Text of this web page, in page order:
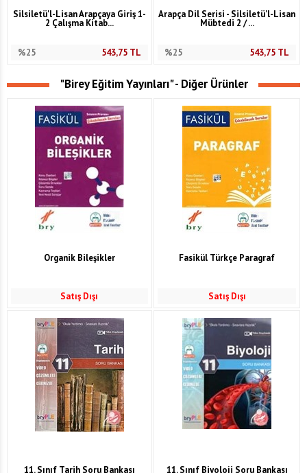
Silsiletü'l-Lisan Arapçaya Giriş 1-
2 Çalışma Kitab...
%25 543,75TL
Arapça Dil Serisi - Silsiletü'l-Lisan
Mübtedi 2 / ...
%25 543,75 TL
"Birey Eğitim Yayınları" - Diğer Ürünler
Organik Bileşikler
Satış Dışı
Fasikül Türkçe Paragraf
Satış Dışı
11. Sınıf Tarih Soru Bankası 11. Sınıf Biyoloji Soru Bankası